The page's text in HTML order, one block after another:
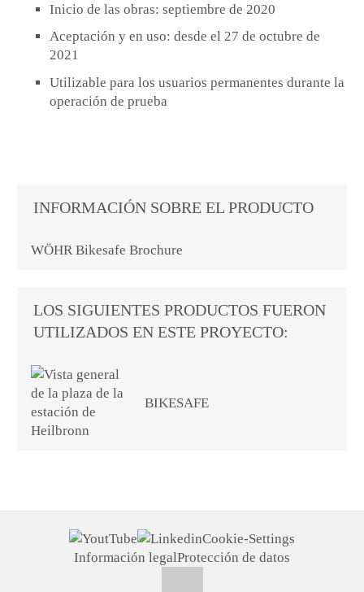
Inicio de las obras: septiembre de 2020
Aceptación y en uso: desde el 27 de octubre de
2021
Utilizable para los usuarios permanentes durante la
operación de prueba
INFORMACIÓN SOBRE EL PRODUCTO
WÖHR Bikesafe Brochure
LOS SIGUIENTES PRODUCTOS FUERON
UTILIZADOS EN ESTE PROYECTO:
BIKESAFE
Cookie-Settings
Información legalProtección de datos